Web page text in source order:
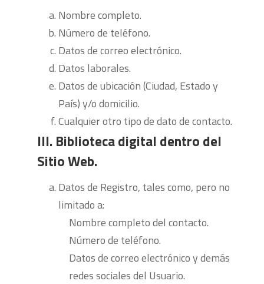
Nombre completo.
Número de teléfono.
Datos de correo electrónico.
Datos laborales.
Datos de ubicación (Ciudad, Estado y
País) y/o domicilio.
Cualquier otro tipo de dato de contacto.
III. Biblioteca digital dentro del
Sitio Web.
Datos de Registro, tales como, pero no
limitado a:
Nombre completo del contacto.
Número de teléfono.
Datos de correo electrónico y demás
redes sociales del Usuario.